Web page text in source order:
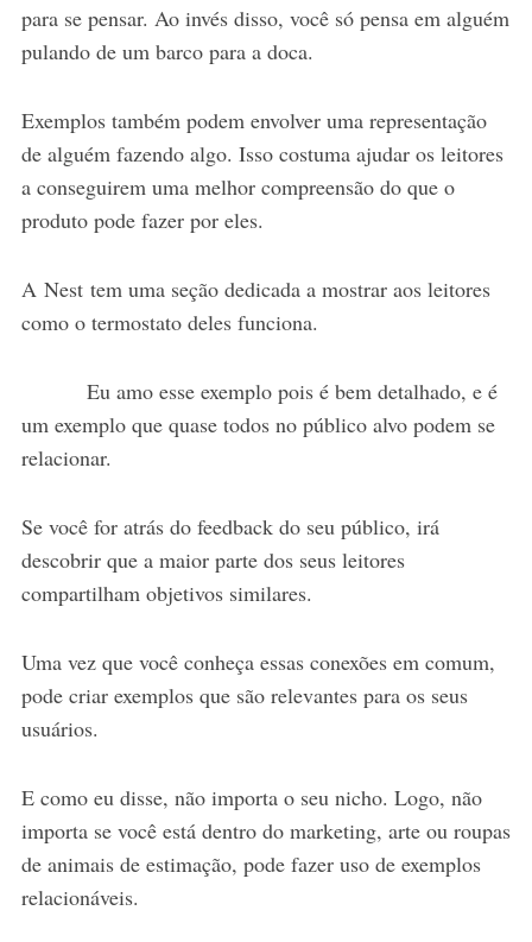
para se pensar. Ao invés disso, você só pensa em alguém
pulando de um barco para a doca.
Exemplos também podem envolver uma representação
de alguém fazendo algo. Isso costuma ajudar os leitores
a conseguirem uma melhor compreensão do que o
produto pode fazer por eles.
A Nest tem uma seção dedicada a mostrar aos leitores
como o termostato deles funciona.
Eu amo esse exemplo pois é bem detalhado, e é
um exemplo que quase todos no público alvo podem se
relacionar.
Se você for atrás do feedback do seu público, irá
descobrir que a maior parte dos seus leitores
compartilham objetivos similares.
Uma vez que você conheça essas conexões em comum,
pode criar exemplos que são relevantes para os seus
usuários.
E como eu disse, não importa o seu nicho. Logo, não
importa se você está dentro do marketing, arte ou roupas
de animais de estimação, pode fazer uso de exemplos
relacionáveis.